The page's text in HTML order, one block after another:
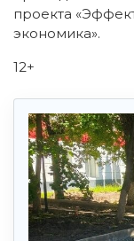
проекта
экономика».
12+